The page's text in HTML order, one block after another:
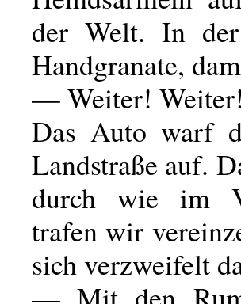
der Welt. In
Handgranate,
— Weiter! Weiter!
Das Auto warf
Landstraße auf.
durch wie im
trafen wir
sich verzweifelt